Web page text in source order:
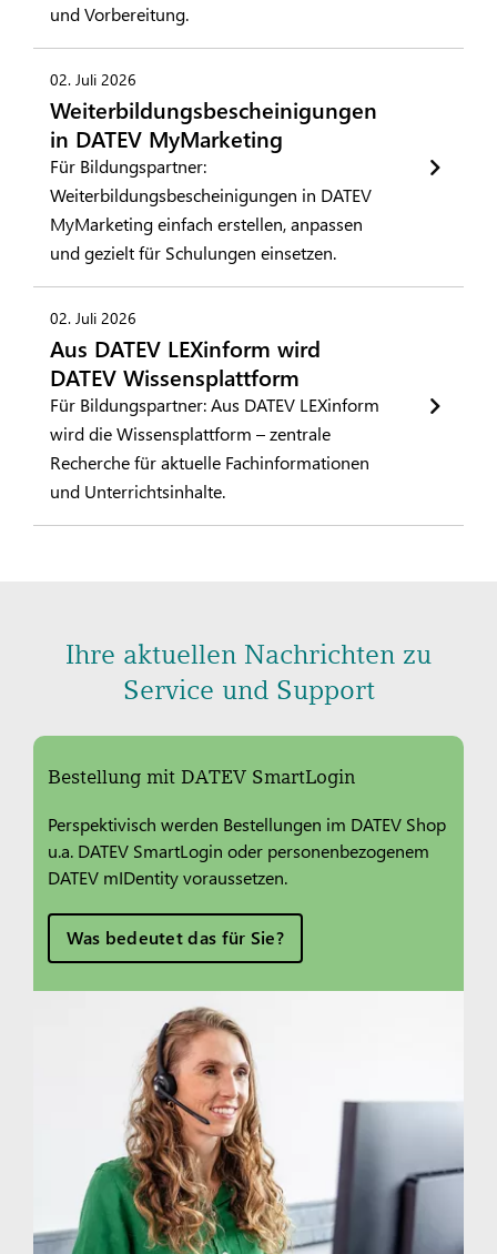
und Vorbereitung.
02. Juli 2026
Weiterbildungsbescheinigungen
in DATEV MyMarketing
Für Bildungspartner:
Weiterbildungsbescheinigungen in DATEV
MyMarketing einfach erstellen, anpassen
und gezielt für Schulungen einsetzen.
02. Juli 2026
Aus DATEV LEXinform wird
DATEV Wissensplattform
Für Bildungspartner: Aus DATEV LEXinform
wird die Wissensplattform – zentrale
Recherche für aktuelle Fachinformationen
und Unterrichtsinhalte.
Ihre aktuellen Nachrichten zu
Service und Support
Bestellung mit DATEV SmartLogin
Perspektivisch werden Bestellungen im DATEV Shop
u.a. DATEV SmartLogin oder personenbezogenem
DATEV mIDentity voraussetzen.
Was bedeutet das für Sie?